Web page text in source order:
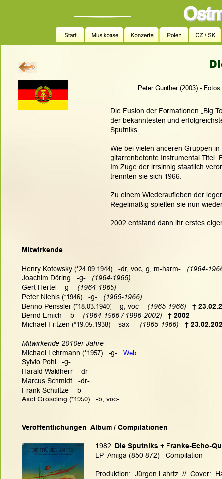
Peter Günther (2003) -
.
Die Fusion der Formationen „Big
der bekanntesten und
Sputniks.
Wie bei vielen anderen Gruppen
gitarrenbetonte Instrumental Titel.
Im Zuge der irrsinnig staatlich
trennten sie sich 1966.
Zu einem Wiederaufleben der
Regelmäßig spielten sie nun
2002 entstand dann ihr erstes
1982 Die Sputniks + Franke-Echo-
LP  Amiga (850 872)   Compilation
Produktion:  Jürgen Lahrtz  //  Cover:
Mitwirkende
Henry Kotowsky (*24.09.1944)
   -dr, voc, g, m-harm-
(1964-
Joachim Döring   -g-
(1964-1965)
Gert Hertel   -g- (1964-1965)
Peter Niehls (*1946)
   -g-
(1965-1966)
Benno Penssler (*18.03.1940)
   -g, voc-
(1965-1966)
†
Bernd Emich   -b-
  (1964-1966 / 1996-2002)
† 2002
Michael Fritzen (*19.05.1938)
   -sax-
(1965-1966) †
Mitwirkende 2010er Jahre
Michael Lehrmann (*1957)
   -g-
Web
Sylvio Pohl   -g-
Harald Waldherr   -dr-
Marcus Schmidt   -dr-
Frank Schultze   -b-
Axel Gröseling (*1950)
   -b, voc-
Veröffentlichungen  Album / Compilationen